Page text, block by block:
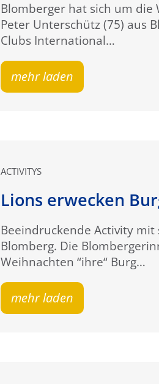
Blomberger hat sich um
Peter Unterschütz (75) aus
Clubs International…
mehr laden
ACTIVITYS
Lions erwecken
Beeindruckende Activity
Blomberg. Die
Weihnachten “ihre“ Burg…
mehr laden